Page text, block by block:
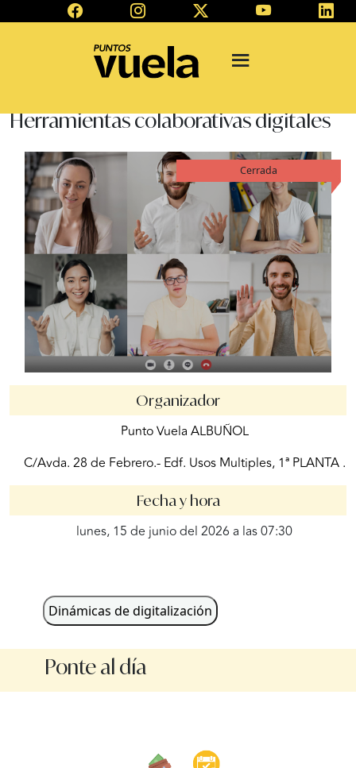
Herramientas colaborativas digitales
Cerrada
Organizador
Punto Vuela ALBUÑOL
C/Avda. 28 de Febrero.- Edf. Usos Multiples, 1ª PLANTA .
Fecha y hora
lunes, 15 de junio del 2026 a las 07:30
Dinámicas de digitalización
Ponte al día